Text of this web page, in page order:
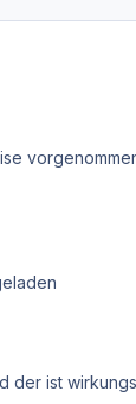
der ist